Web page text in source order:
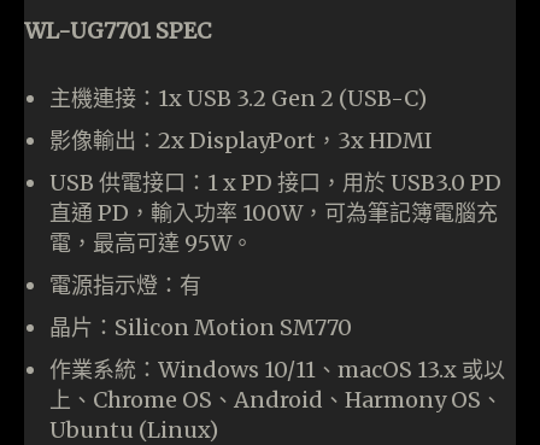
WL-UG7701 SPEC
主機連接：1x USB 3.2 Gen 2 (USB-C)
影像輸出：2x DisplayPort，3x HDMI
USB 供電接口：1 x PD 接口，用於 USB3.0 PD
直通 PD，輸入功率 100W，可為筆記簿電腦充
電，最高可達 95W。
電源指示燈：有
晶片：Silicon Motion SM770
作業系統：Windows 10/11、macOS 13.x 或以
上、Chrome OS、Android、Harmony OS、
Ubuntu (Linux)